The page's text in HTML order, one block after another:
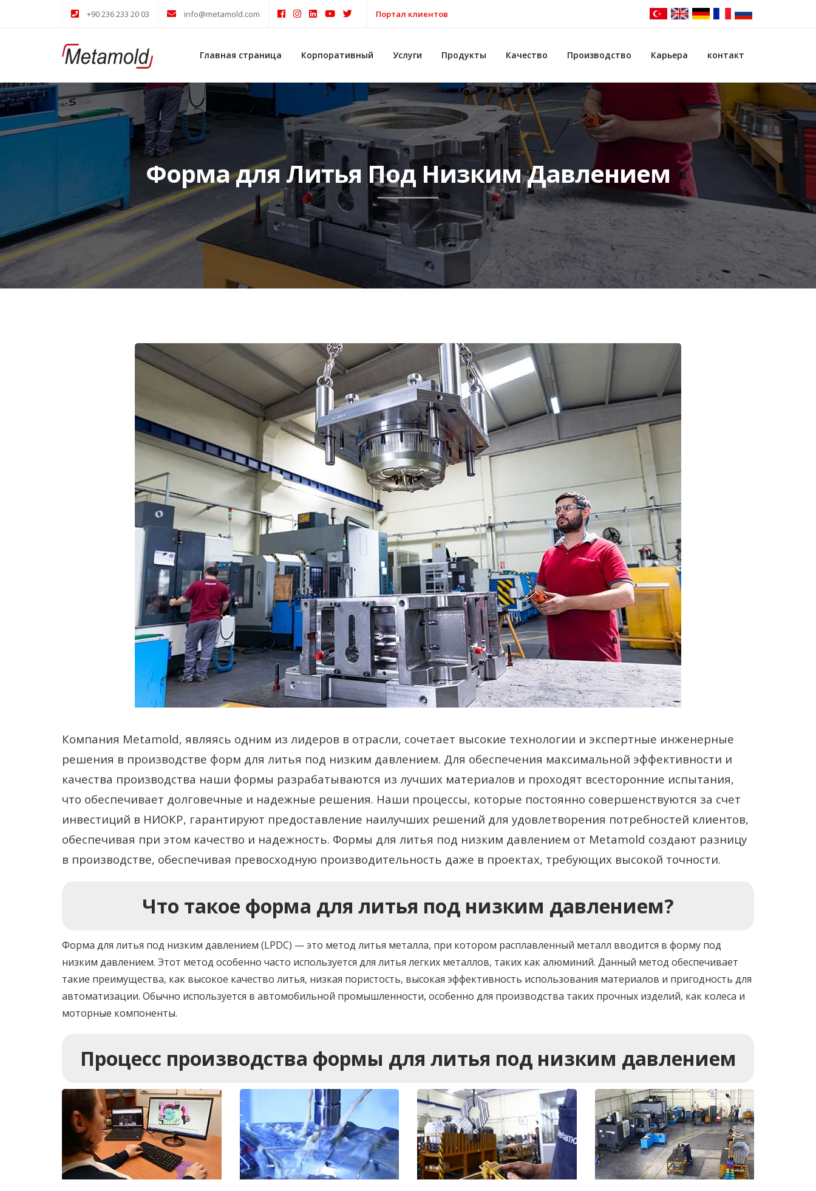
+90 236 233 20 03 info@metamold.com Портал клиентов
Главная страница Корпоративный Услуги Продукты Качество Производство Карьера контакт
Форма для Литья Под Низким Давлением
Компания Metamold, являясь одним из лидеров в отрасли, сочетает высокие технологии и экспертные инженерные
решения в производстве форм для литья под низким давлением. Для обеспечения максимальной эффективности и
качества производства наши формы разрабатываются из лучших материалов и проходят всесторонние испытания,
что обеспечивает долговечные и надежные решения. Наши процессы, которые постоянно совершенствуются за счет
инвестиций в НИОКР, гарантируют предоставление наилучших решений для удовлетворения потребностей клиентов,
обеспечивая при этом качество и надежность. Формы для литья под низким давлением от Metamold создают разницу
в производстве, обеспечивая превосходную производительность даже в проектах, требующих высокой точности.
Что такое форма для литья под низким давлением?
Форма для литья под низким давлением (LPDC) — это метод литья металла, при котором расплавленный металл вводится в форму под
низким давлением. Этот метод особенно часто используется для литья легких металлов, таких как алюминий. Данный метод обеспечивает
такие преимущества, как высокое качество литья, низкая пористость, высокая эффективность использования материалов и пригодность для
автоматизации. Обычно используется в автомобильной промышленности, особенно для производства таких прочных изделий, как колеса и
моторные компоненты.
Процесс производства формы для литья под низким давлением